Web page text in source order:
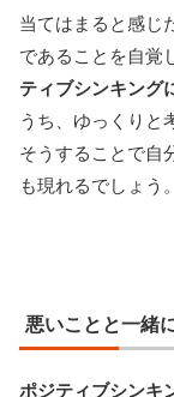
当てはまると感じ
であることを自覚
ティブシンキング
うち、ゆっくりと
そうすることで自
も現れるでしょう。
悪いことと一緒
ポジティブシンキ